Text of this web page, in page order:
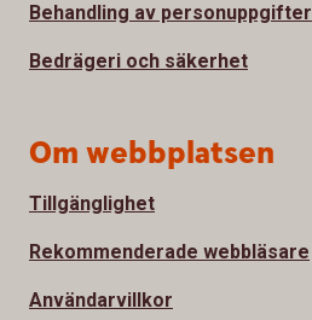
Behandling av personuppgifter
Bedrägeri och säkerhet
Om webbplatsen
Tillgänglighet
Rekommenderade webbläsare
Användarvillkor